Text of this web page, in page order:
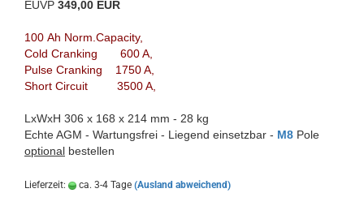
EUVP 349,00 EUR
100 Ah Norm.Capacity,
Cold Cranking 600 A,
Pulse Cranking 1750 A,
Short Circuit 3500 A,
LxWxH 306 x 168 x 214 mm - 28 kg
Echte AGM - Wartungsfrei - Liegend einsetzbar - M8 Pole
optional bestellen
Lieferzeit: ca. 3-4 Tage (Ausland abweichend)